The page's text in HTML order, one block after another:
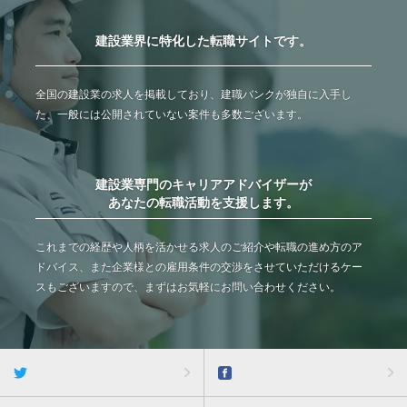
建設業界に特化した転職サイトです。
全国の建設業の求人を掲載しており、建職バンクが独自に入手し
た、一般には公開されていない案件も多数ございます。
建設業専門のキャリアアドバイザーが
あなたの転職活動を支援します。
これまでの経歴や人柄を活かせる求人のご紹介や転職の進め方のア
ドバイス、また企業様との雇用条件の交渉をさせていただけるケー
スもございますので、まずはお気軽にお問い合わせください。